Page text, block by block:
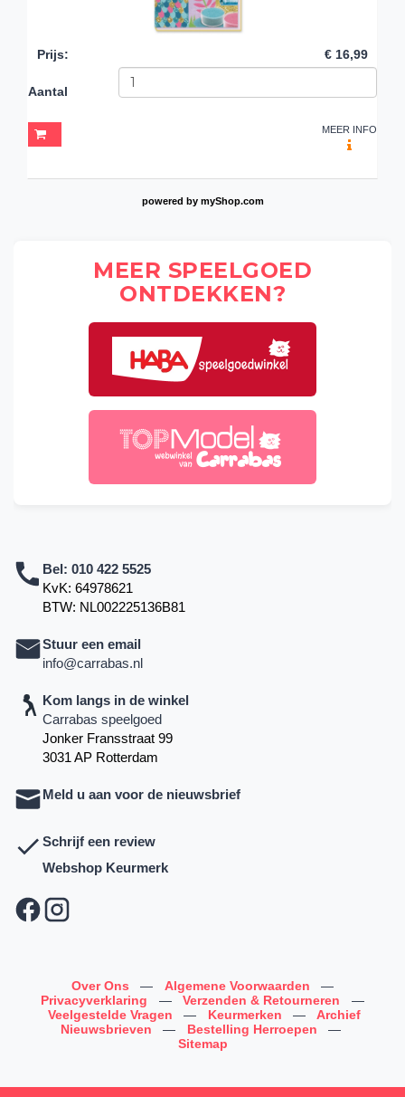
Prijs: € 16,99
Aantal
MEER INFO
powered by myShop.com
MEER SPEELGOED
ONTDEKKEN?
Bel: 010 422 5525
KvK: 64978621
BTW: NL002225136B81
Stuur een email
info@carrabas.nl
Kom langs in de winkel
Carrabas speelgoed
Jonker Fransstraat 99
3031 AP Rotterdam
Meld u aan voor de nieuwsbrief
Schrijf een review
Webshop Keurmerk
Over Ons — Algemene Voorwaarden
—
Privacyverklaring
— Verzenden & Retourneren
—
Veelgestelde Vragen
— Keurmerken —
Archief
Nieuwsbrieven
— Bestelling Herroepen
—
Sitemap